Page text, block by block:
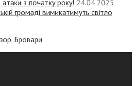
з початку року! 24.04.2025
громаді вимикатимуть світло
Бровари